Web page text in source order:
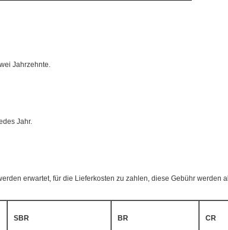
Jahrzehnte.
Jahr.
erwartet, für die Lieferkosten zu zahlen, diese Gebühr werden
SBR BR CR